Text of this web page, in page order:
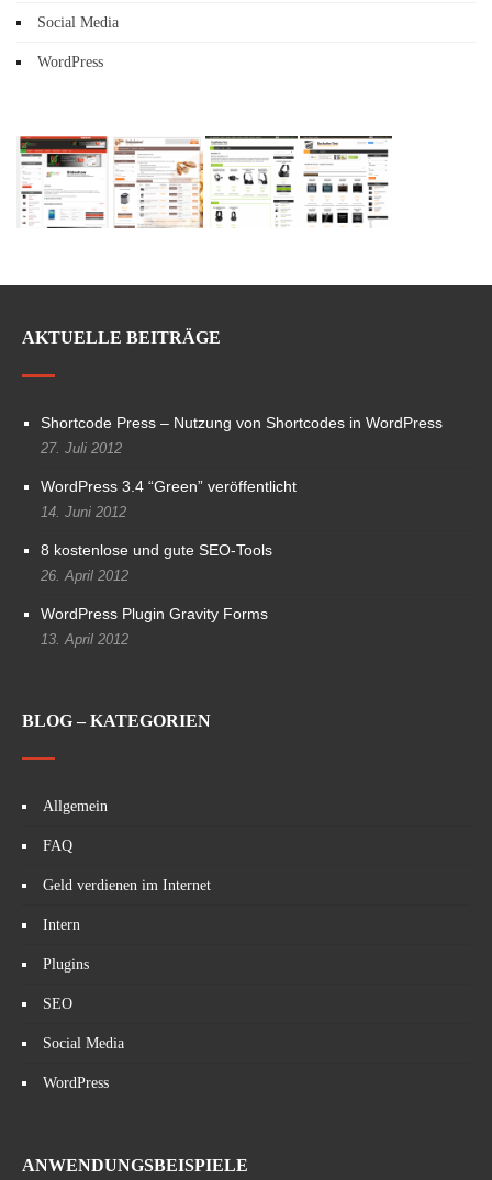
Social Media
WordPress
AKTUELLE BEITRÄGE
Shortcode Press – Nutzung von Shortcodes in WordPress
27. Juli 2012
WordPress 3.4 “Green” veröffentlicht
14. Juni 2012
8 kostenlose und gute SEO-Tools
26. April 2012
WordPress Plugin Gravity Forms
13. April 2012
BLOG – KATEGORIEN
Allgemein
FAQ
Geld verdienen im Internet
Intern
Plugins
SEO
Social Media
WordPress
ANWENDUNGSBEISPIELE